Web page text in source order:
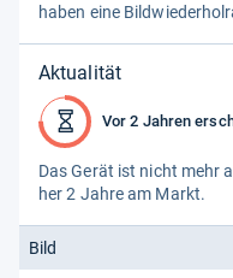
haben eine
Aktualität
Vor 2 Jahren
Das Gerät ist nicht mehr
her 2 Jahre am Markt.
Bild